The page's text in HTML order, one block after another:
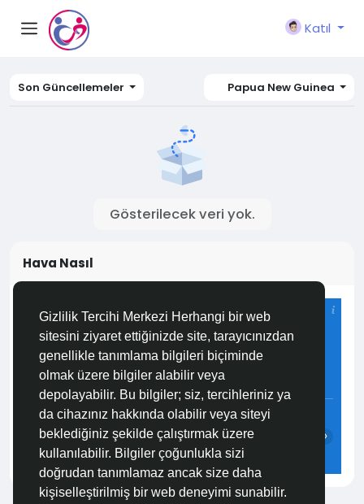
Gizlilik Tercihi Merkezi Herhangi bir web
sitesini ziyaret ettiğinizde site, tarayıcınızdan
genellikle tanımlama bilgileri biçiminde
olmak üzere bilgiler alabilir veya
depolayabilir. Bu bilgiler; siz, tercihleriniz ya
da cihazınız hakkında olabilir veya siteyi
beklediğiniz şekilde çalıştırmak üzere
kullanılabilir. Bilgiler çoğunlukla sizi
doğrudan tanımlamaz ancak size daha
kişiselleştirilmiş bir web deneyimi sunabilir.
Katıl
Son Güncellemeler Papua New Guinea
Gösterilecek veri yok.
Hava Nasıl
Istanbul
29°C Az Bulutlu ve Açık
6.9 m/s 61%
12:00
29°C
13:00
29°C
14:00
29°C
15:00
29°C
16:00
‹ ›